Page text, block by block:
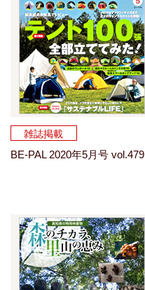
雑誌掲載
BE-PAL 2020年5月号 vol.479